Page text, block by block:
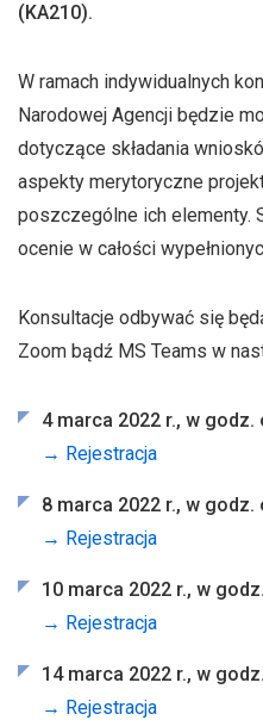
(KA210).
W ramach indywidualnych
Narodowej Agencji będzie
dotyczące składania
aspekty merytoryczne
poszczególne ich elementy.
ocenie w całości
Konsultacje odbywać się
Zoom bądź MS Teams w
4 marca 2022 r., w godz.
→ Rejestracja
8 marca 2022 r., w godz.
→ Rejestracja
10 marca 2022 r., w
→ Rejestracja
14 marca 2022 r., w
→ Rejestracja